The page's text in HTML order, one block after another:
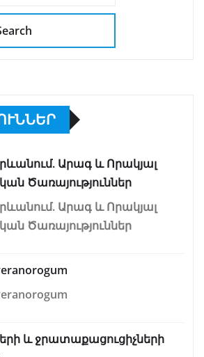
Արագ և Որակյալ
Ծառայություններ
Արագ և Որակյալ
Ծառայություններ
և ջրատաքացուցիչների